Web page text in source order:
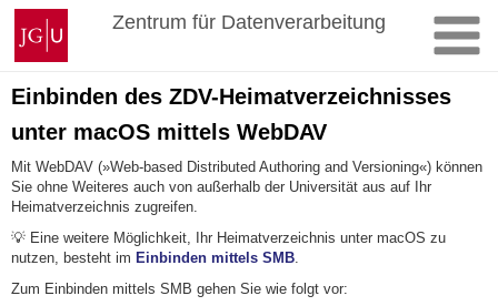
Zum
Inhalt
springen
Johannes
Gutenberg-
Universität
Mainz
Zentrum für Datenverarbeitung
Einbinden des ZDV-Heimatverzeichnisses
unter macOS mittels WebDAV
Mit WebDAV (»Web-based Distributed Authoring and Versioning«) können
Sie ohne Weiteres auch von außerhalb der Universität aus auf Ihr
Heimatverzeichnis zugreifen.
💡 Eine weitere Möglichkeit, Ihr Heimatverzeichnis unter macOS zu
nutzen, besteht im Einbinden mittels SMB
Zum Einbinden mittels SMB gehen Sie wie folgt vor: